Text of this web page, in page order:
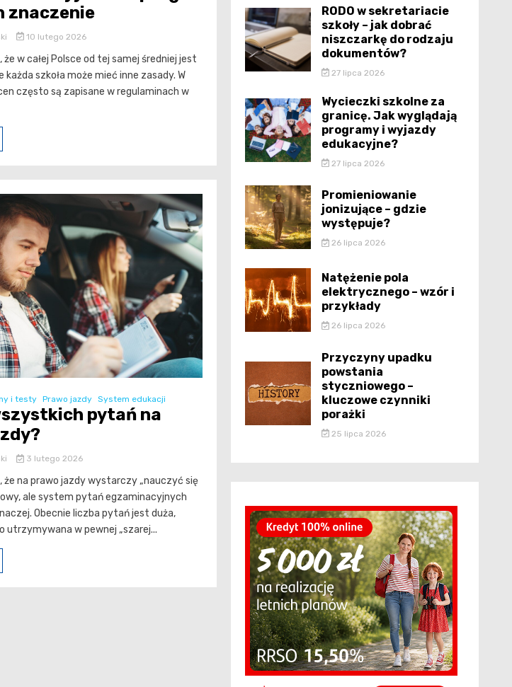
znaczenie
10 lutego 2026
że w całej Polsce od tej samej średniej jest
każda szkoła może mieć inne zasady. W
często są zapisane w regulaminach w
i testy Prawo jazdy System edukacji
pytań na
3 lutego 2026
że na prawo jazdy wystarczy „nauczyć się
ale system pytań egzaminacyjnych
Obecnie liczba pytań jest duża,
utrzymywana w pewnej „szarej...
RODO w sekretariacie
szkoły – jak dobrać
niszczarkę do rodzaju
dokumentów?
27 lipca 2026
Wycieczki szkolne za
granicę. Jak wyglądają
programy i wyjazdy
edukacyjne?
27 lipca 2026
Promieniowanie
jonizujące – gdzie
występuje?
26 lipca 2026
Natężenie pola
elektrycznego – wzór i
przykłady
26 lipca 2026
Przyczyny upadku
powstania
styczniowego –
kluczowe czynniki
porażki
25 lipca 2026